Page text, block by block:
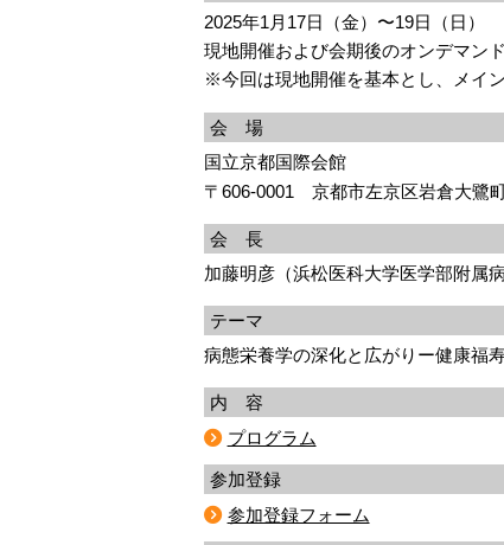
2025年1月17日（金）〜19日（日）
現地開催および会期後のオンデマン
※今回は現地開催を基本とし、メイ
会 場
国立京都国際会館
〒606-0001 京都市左京区岩倉大鷺
会 長
加藤明彦（浜松医科大学医学部附属
テーマ
病態栄養学の深化と広がりー健康福
内 容
プログラム
参加登録
参加登録フォーム